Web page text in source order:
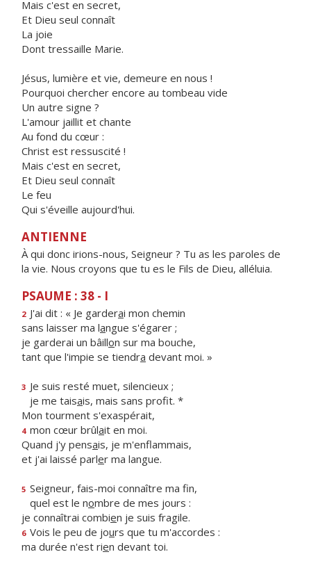
Mais c'est en secret,
Et Dieu seul connaît
La joie
Dont tressaille Marie.
Jésus, lumière et vie, demeure en nous !
Pourquoi chercher encore au tombeau vide
Un autre signe ?
L'amour jaillit et chante
Au fond du cœur :
Christ est ressuscité !
Mais c'est en secret,
Et Dieu seul connaît
Le feu
Qui s'éveille aujourd'hui.
ANTIENNE
À qui donc irions-nous, Seigneur ? Tu as les paroles de
la vie. Nous croyons que tu es le Fils de Dieu, alléluia.
PSAUME : 38 - I
2 J'ai dit : « Je garderai mon chemin
sans laisser ma langue s'égarer ;
je garderai un bâillon sur ma bouche,
tant que l'impie se tiendra devant moi. »
3 Je suis resté muet, silencieux ;
je me taisais, mais sans profit. *
Mon tourment s'exaspérait,
4 mon cœur brûlait en moi.
Quand j'y pensais, je m'enflammais,
et j'ai laissé parler ma langue.
5 Seigneur, fais-moi connaître ma fin,
quel est le nombre de mes jours :
je connaîtrai combien je suis fragile.
6 Vois le peu de jours que tu m'accordes :
ma durée n'est rien devant toi.